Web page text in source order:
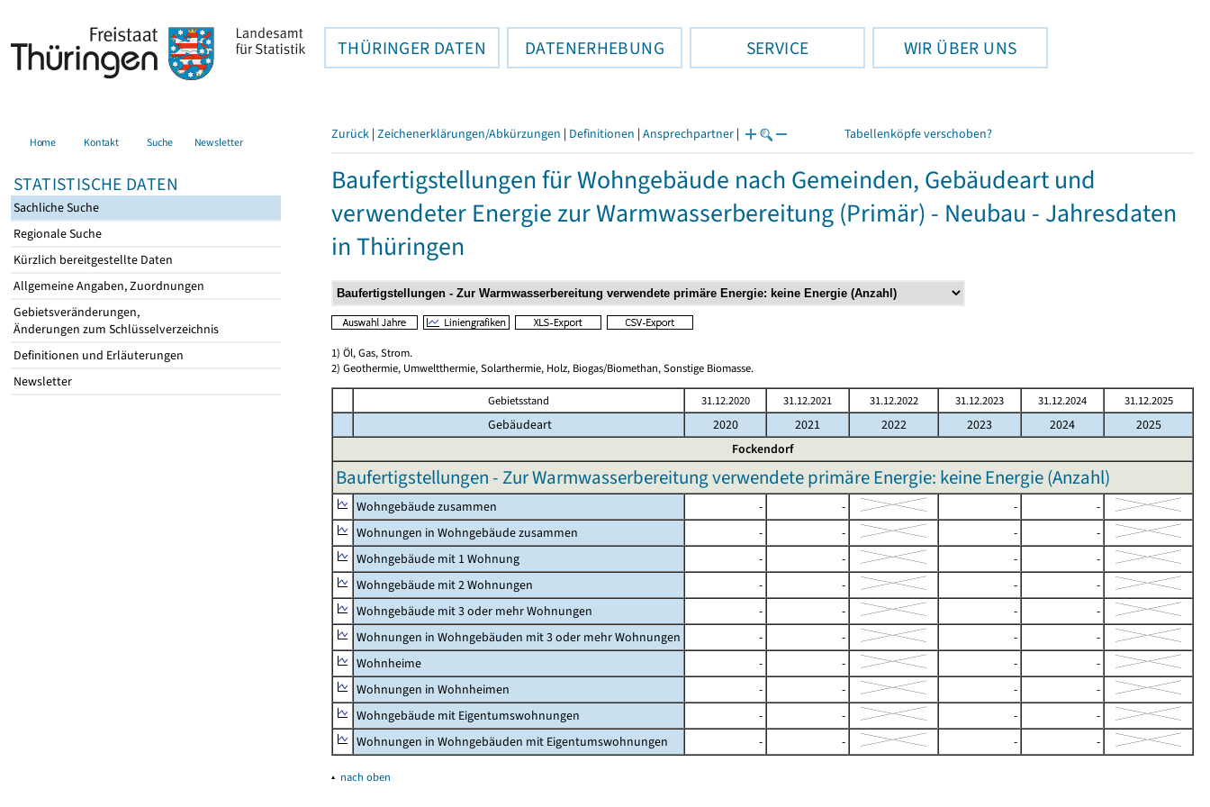
THÜRINGER DATEN DATENERHEBUNG SERVICE WIR ÜBER UNS
Home Kontakt Suche Newsletter
STATISTISCHE DATEN
Sachliche Suche
Regionale Suche
Kürzlich bereitgestellte Daten
Allgemeine Angaben, Zuordnungen
Gebietsveränderungen,
Änderungen zum Schlüsselverzeichnis
Definitionen und Erläuterungen
Newsletter
Zurück | Zeichenerklärungen/Abkürzungen | Definitionen | Ansprechpartner | Tabellenköpfe verschoben?
Baufertigstellungen für Wohngebäude nach Gemeinden, Gebäudeart und
verwendeter Energie zur Warmwasserbereitung (Primär) - Neubau - Jahresdaten
in Thüringen
1) Öl, Gas, Strom.
2) Geothermie, Umweltthermie, Solarthermie, Holz, Biogas/Biomethan, Sonstige Biomasse.
Gebietsstand 31.12.2020 31.12.2021 31.12.2022 31.12.2023 31.12.2024 31.12.2025
Gebäudeart 2020 2021 2022 2023 2024
2025
Fockendorf
Baufertigstellungen - Zur Warmwasserbereitung verwendete primäre Energie: keine Energie (Anzahl)
Wohngebäude zusammen - - -
-
Wohnungen in Wohngebäude zusammen
- - -
-
Wohngebäude mit 1 Wohnung
- - -
-
Wohngebäude mit 2 Wohnungen
- - -
-
Wohngebäude mit 3 oder mehr Wohnungen
- - -
-
Wohnungen in Wohngebäuden mit 3 oder mehr Wohnungen
- - -
-
Wohnheime
- - -
-
Wohnungen in Wohnheimen
- - -
-
Wohngebäude mit Eigentumswohnungen
- - -
-
Wohnungen in Wohngebäuden mit Eigentumswohnungen
- - - -
▴ nach oben